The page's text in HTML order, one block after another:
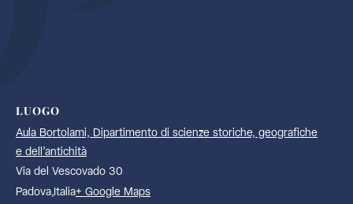
LUOGO
Aula Bortolami, Dipartimento di scienze storiche, geografiche
e dell’antichità
Via del Vescovado 30
Padova,Italia+ Google Maps